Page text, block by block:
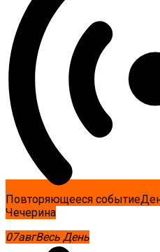
Повторяющееся событие
Чечерина
07авгВесь День